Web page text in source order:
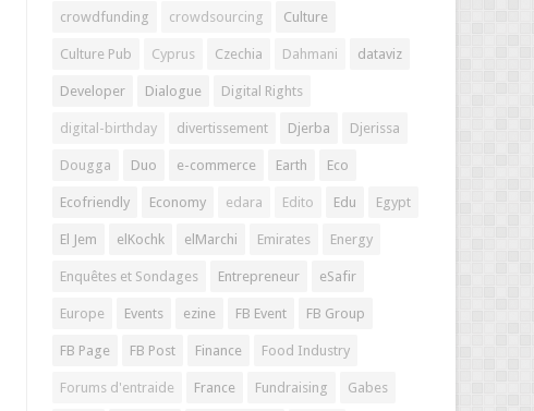
crowdfunding crowdsourcing Culture
Culture Pub Cyprus Czechia Dahmani dataviz
Developer Dialogue Digital Rights
digital-birthday divertissement Djerba Djerissa
Dougga Duo e-commerce Earth Eco
Ecofriendly Economy edara Edito Edu Egypt
El Jem elKochk elMarchi Emirates Energy
Enquêtes et Sondages Entrepreneur eSafir
Europe Events ezine FB Event FB Group
FB Page FB Post Finance Food Industry
Forums d'entraide France Fundraising Gabes